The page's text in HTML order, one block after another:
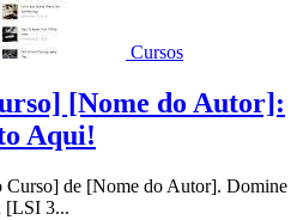
Cursos
[Nome do Autor]:
Aqui!
Curso] de [Nome do Autor]. Domine
[LSI 3...